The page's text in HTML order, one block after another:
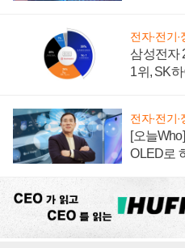
전자·전기·
삼성전자
1위, SK
전자·전기·
[오늘
OLED로